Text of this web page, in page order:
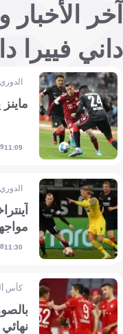
آخر
داني فييرا
11:09
29
11:308 مارس 2022
كأس